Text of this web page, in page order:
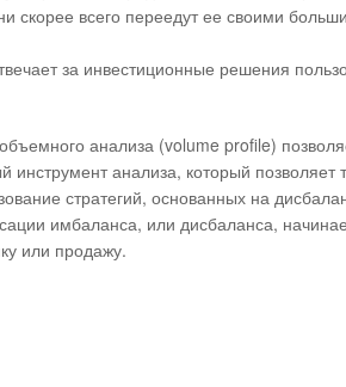
скорее всего переедут ее своими
за инвестиционные решения
анализа (volume profile)
анализа, который позволяет
стратегий, основанных на
имбаланса, или дисбаланса,
или продажу.